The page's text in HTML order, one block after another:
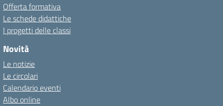
Offerta formativa
Le schede didattiche
I progetti delle classi
Novità
Le notizie
Le circolari
Calendario eventi
Albo online